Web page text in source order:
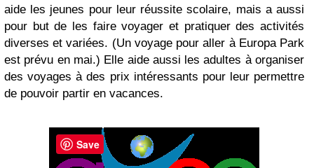
aide les jeunes pour leur réussite scolaire, mais a aussi
pour but de les faire voyager et pratiquer des activités
diverses et variées. (Un voyage pour aller à Europa Park
est prévu en mai.) Elle aide aussi les adultes à organiser
des voyages à des prix intéressants pour leur permettre
de pouvoir partir en vacances.
Save